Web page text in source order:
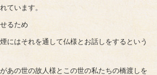
ています。
るため
にはそれを通して仏様とお話しをするという
あの世の故人様とこの世の私たちの橋渡しを